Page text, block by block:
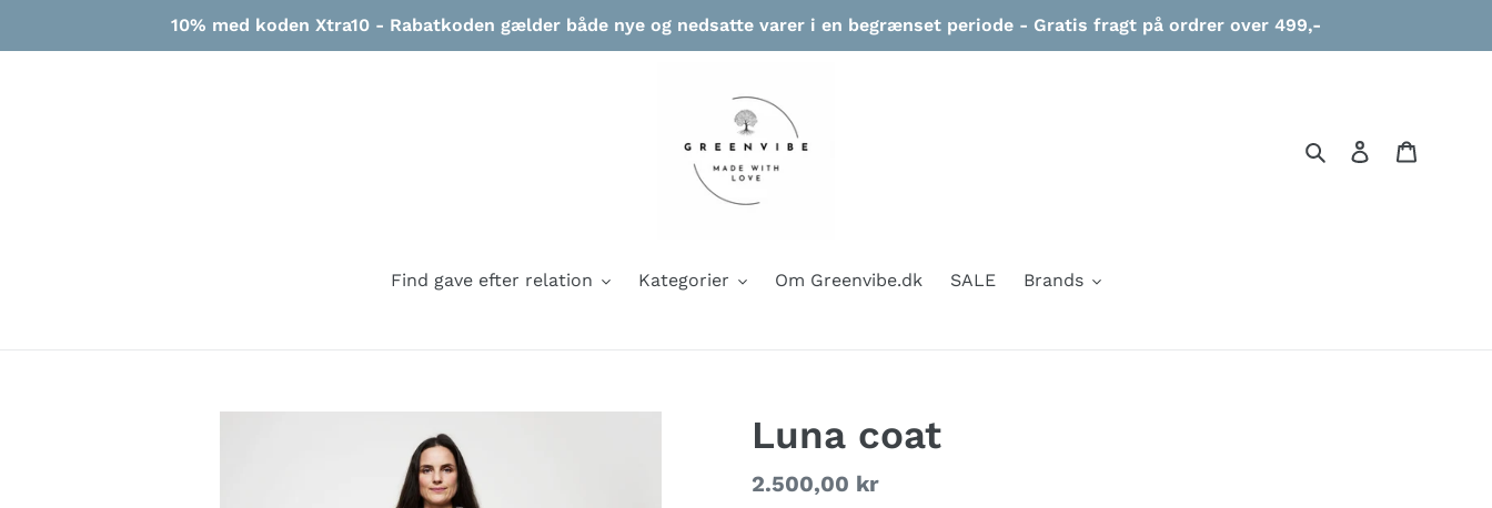
10% med koden Xtra10 - Rabatkoden gælder både nye og nedsatte varer i en begrænset periode - Gratis fragt på ordrer over 499,-
Søg Log ind
Find gave efter relation Kategorier Om Greenvibe.dk SALE Brands
Luna coat
Normalpris
2.500,00 kr